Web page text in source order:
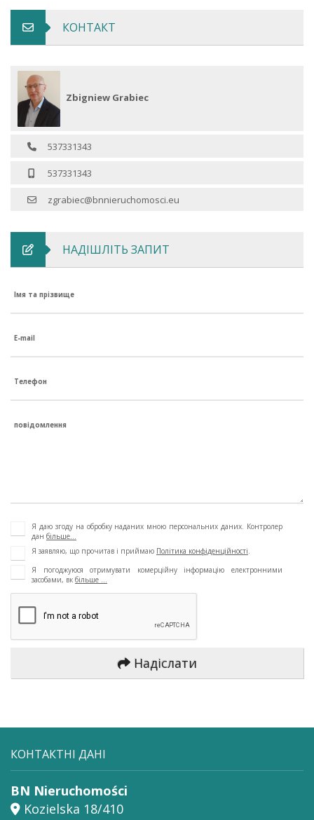
КОНТАКТ
Zbigniew Grabiec
537331343
537331343
zgrabiec@bnnieruchomosci.eu
НАДІШЛІТЬ ЗАПИТ
Імя та прізвище
E-mail
Телефон
повідомлення
Я даю згоду на обробку наданих мною персональних даних. Контролер
дан більше...
Я заявляю, що прочитав і приймаю Політика конфіденційності
Я погоджуюся отримувати комерційну інформацію електронними
засобами, вк більше ...
Надіслати
КОНТАКТНІ ДАНІ
BN Nieruchomości
Kozielska 18/410